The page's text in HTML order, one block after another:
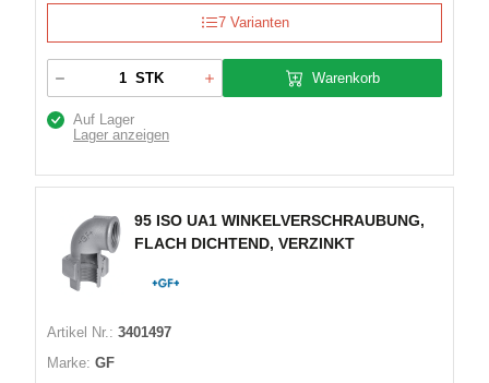
7 Varianten
STK Warenkorb
Auf Lager
Lager anzeigen
95 ISO UA1 WINKELVERSCHRAUBUNG,
FLACH DICHTEND, VERZINKT
Artikel Nr.: 3401497
Marke: GF